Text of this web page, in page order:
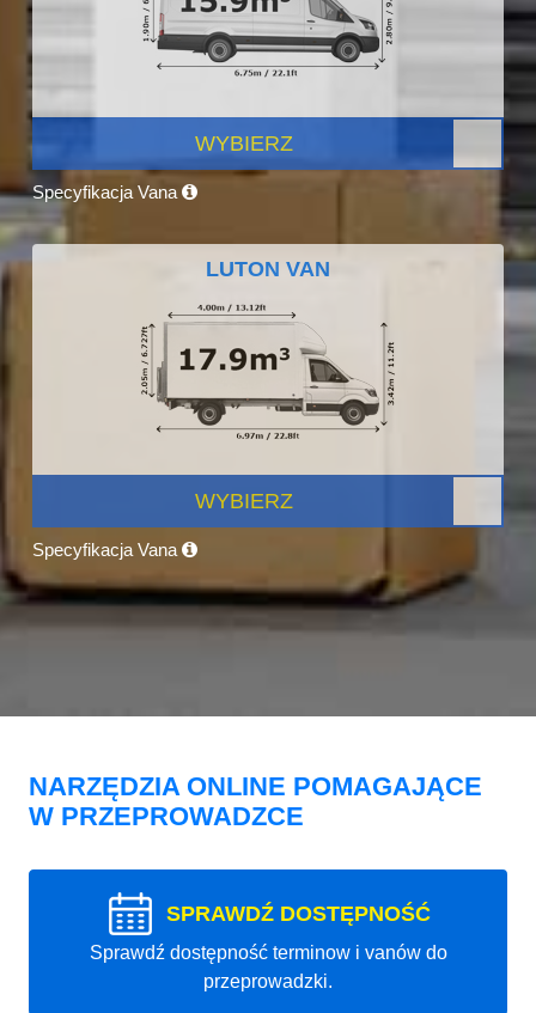
WYBIERZ
Specyfikacja Vana
LUTON VAN
WYBIERZ
Specyfikacja Vana
NARZĘDZIA ONLINE POMAGAJĄCE
W PRZEPROWADZCE
SPRAWDŹ DOSTĘPNOŚĆ
Sprawdź dostępność terminow i vanów do
przeprowadzki.